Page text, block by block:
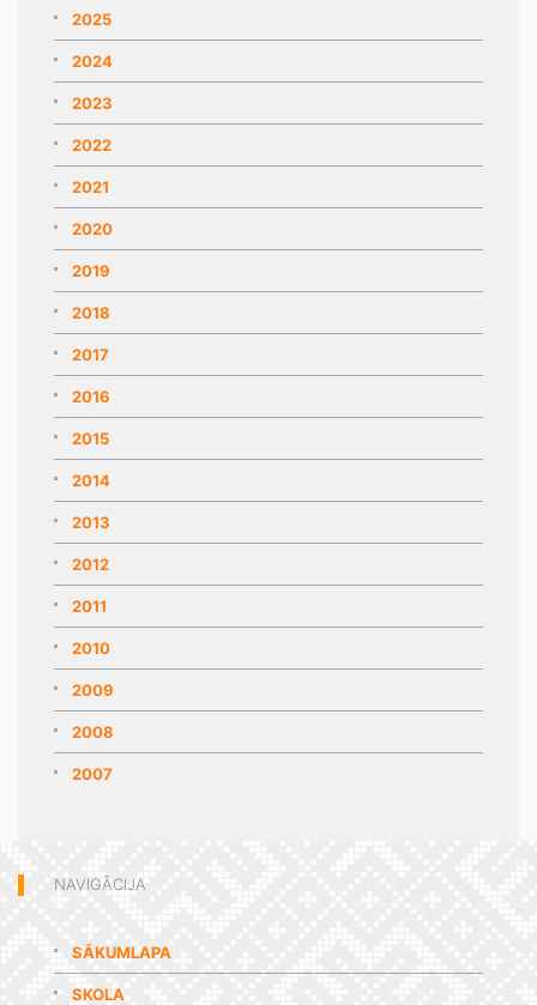
2025
2024
2023
2022
2021
2020
2019
2018
2017
2016
2015
2014
2013
2012
2011
2010
2009
2008
2007
NAVIGĀCIJA
SĀKUMLAPA
SKOLA